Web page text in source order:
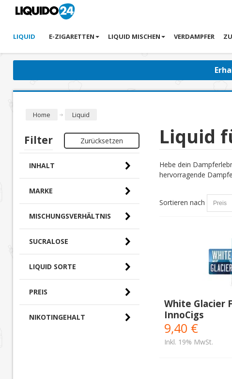
LIQUID E-ZIGARETTEN LIQUID MISCHEN VERDAMPFER
Home Liquid
Liquid
Hebe dein
hervorragende
Sortieren nach
White Glacier
InnoCigs
9,40 €
Inkl. 19% MwSt.
Filter Zurücksetzen
INHALT
MARKE
MISCHUNGSVERHÄLTNIS
SUCRALOSE
LIQUID SORTE
PREIS
0,00 € - 10,00 €
NIKOTINGEHALT